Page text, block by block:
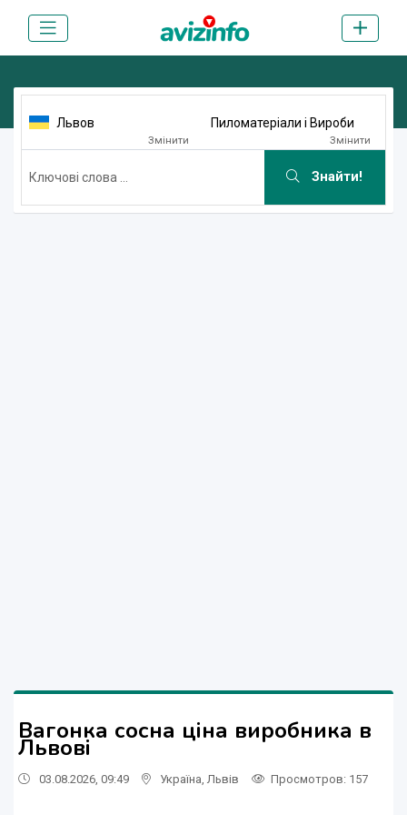
Львов
Змінити
Пиломатеріали і Вироби
Змінити
Знайти!
Вагонка сосна ціна виробника в
Львові
03.08.2026, 09:49 Україна Львів Просмотров: 157